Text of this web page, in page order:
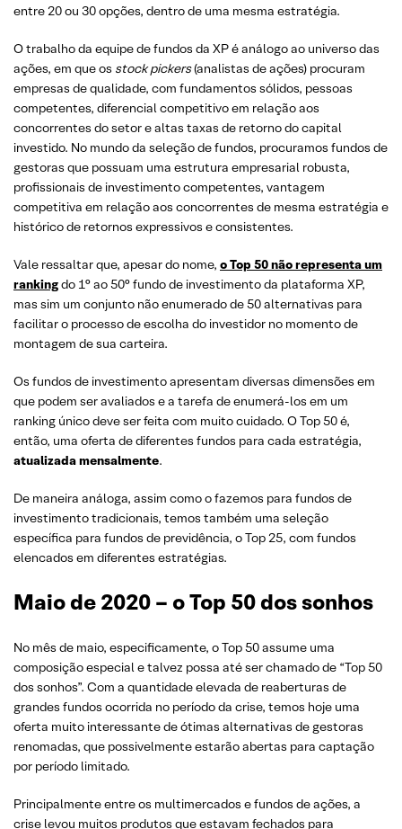
entre 20 ou 30 opções, dentro de uma mesma estratégia.
O trabalho da equipe de fundos da XP é análogo ao universo das
ações, em que os stock pickers(analistas de ações) procuram
empresas de qualidade, com fundamentos sólidos, pessoas
competentes, diferencial competitivo em relação aos
concorrentes do setor e altas taxas de retorno do capital
investido. No mundo da seleção de fundos, procuramos fundos de
gestoras que possuam uma estrutura empresarial robusta,
profissionais de investimento competentes, vantagem
competitiva em relação aos concorrentes de mesma estratégia e
histórico de retornos expressivos e consistentes.
Vale ressaltar que, apesar do nome, o Top 50 não representa um
rankingdo 1° ao 50° fundo de investimento da plataforma XP,
mas sim um conjunto não enumerado de 50 alternativas para
facilitar o processo de escolha do investidor no momento de
montagem de sua carteira.
Os fundos de investimento apresentam diversas dimensões em
que podem ser avaliados e a tarefa de enumerá-los em um
ranking único deve ser feita com muito cuidado. O Top 50 é,
então, uma oferta de diferentes fundos para cada estratégia,
atualizada mensalmente.
De maneira análoga, assim como o fazemos para fundos de
investimento tradicionais, temos também uma seleção
específica para fundos de previdência, o Top 25, com fundos
elencados em diferentes estratégias.
Maio de 2020 – o Top 50 dos sonhos
No mês de maio, especificamente, o Top 50 assume uma
composição especial e talvez possa até ser chamado de “Top 50
dos sonhos”. Com a quantidade elevada de reaberturas de
grandes fundos ocorrida no período da crise, temos hoje uma
oferta muito interessante de ótimas alternativas de gestoras
renomadas, que possivelmente estarão abertas para captação
por período limitado.
Principalmente entre os multimercados e fundos de ações, a
crise levou muitos produtos que estavam fechados para